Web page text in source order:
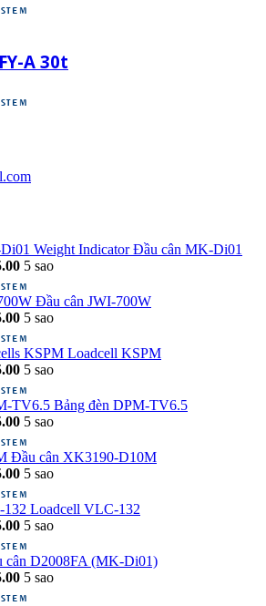
A 30t
Đầu cân MK-Di01
5 sao
Đầu cân JWI-700W
5 sao
Loadcell KSPM
5 sao
Bảng đèn DPM-TV6.5
5 sao
Đầu cân XK3190-D10M
5 sao
Loadcell VLC-132
5 sao
cân D2008FA (MK-Di01)
5 sao